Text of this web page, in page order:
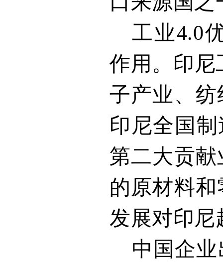
工业4.0
作用。印尼
子产业、
印尼全国
第二大贡
的原材料
发展对印尼
中国企